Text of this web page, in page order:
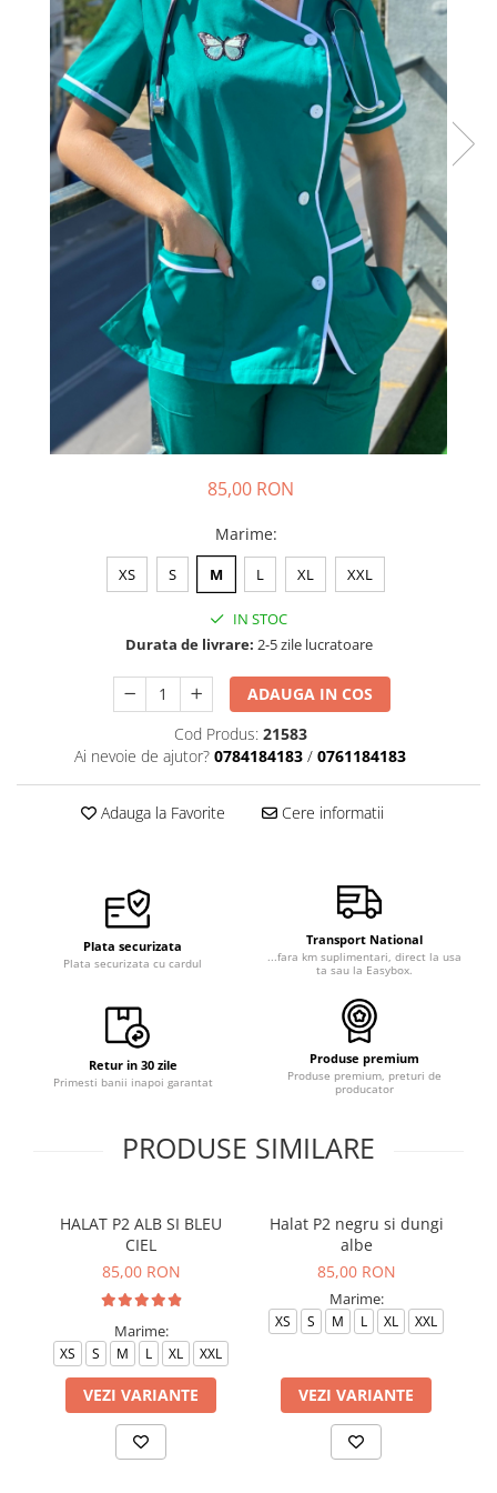
85,00 RON
Marime:
XS S M L XL XXL
IN STOC
Durata de livrare: 2-5 zile lucratoare
ADAUGA IN COS
Cod Produs: 21583
Ai nevoie de ajutor? 0784184183 / 0761184183
Adauga la Favorite Cere informatii
Plata securizata
Plata securizata cu cardul
Transport National
...fara km suplimentari, direct la usa
ta sau la Easybox.
Retur in 30 zile
Primesti banii inapoi garantat
Produse premium
Produse premium, preturi de
producator
PRODUSE SIMILARE
HALAT P2 ALB SI BLEU
CIEL
85,00 RON
Marime:
XS S M L XL XXL
VEZI VARIANTE
Halat P2 negru si dungi
albe
85,00 RON
Marime:
XS S M L XL XXL
VEZI VARIANTE